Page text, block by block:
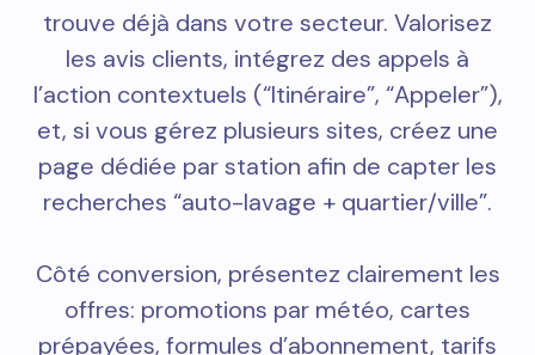
trouve déjà dans votre secteur. Valorisez
les avis clients, intégrez des appels à
l’action contextuels (“Itinéraire”, “Appeler”),
et, si vous gérez plusieurs sites, créez une
page dédiée par station afin de capter les
recherches “auto-lavage + quartier/ville”.
Côté conversion, présentez clairement les
offres: promotions par météo, cartes
prépayées, formules d’abonnement, tarifs